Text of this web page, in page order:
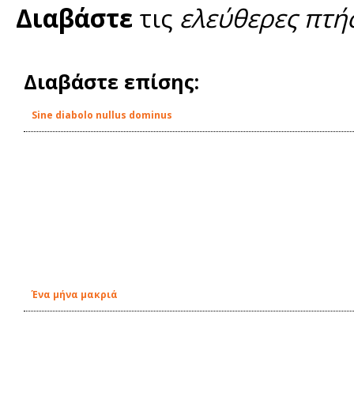
Διαβάστε τις ελεύθερες
Διαβάστε επίσης:
Sine diabolo nullus dominus
Ένα μήνα μακριά